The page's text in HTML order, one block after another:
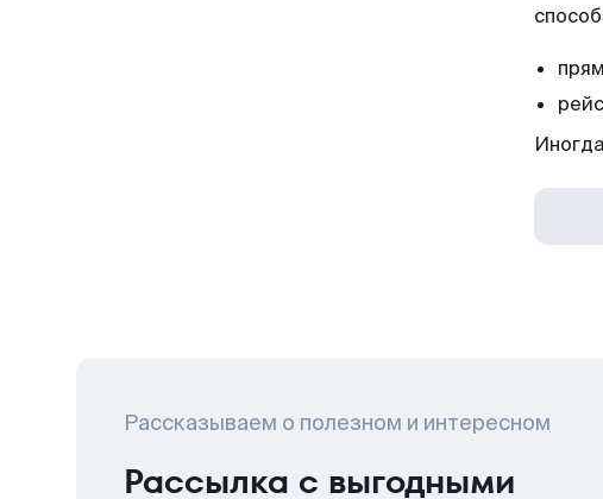
Рассказываем о полезном и интересном
Рассылка с выгодными